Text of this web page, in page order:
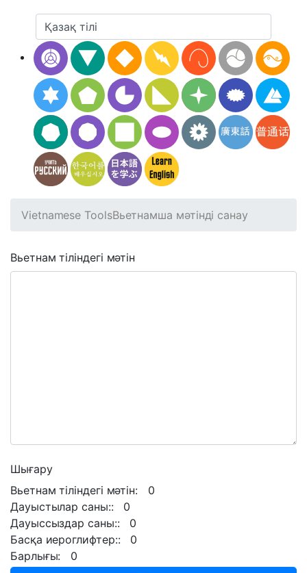
Vietnamese ToolsВьетнамша мәтінді санау
Вьетнам тіліндегі мәтін
Шығару
Вьетнам тіліндегі мәтін: 0
Дауыстылар саны:: 0
Дауыссыздар саны:: 0
Басқа иероглифтер:: 0
Барлығы: 0